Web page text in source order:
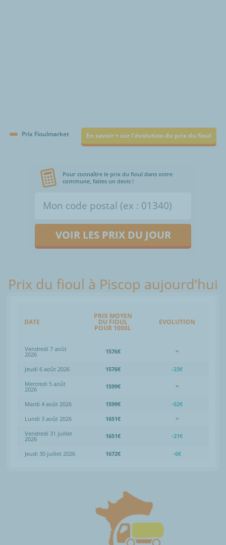
Prix Fioulmarket En savoir + sur l'évolution du prix du fioul
Pour connaître le prix du fioul dans votre
commune, faites un devis !
VOIR LES PRIX DU JOUR
Prix du fioul à Piscop aujourd’hui
DATE
PRIX MOYEN
DU FIOUL
POUR 1000L
EVOLUTION
Vendredi 7 août
2026 1576€ =
Jeudi 6 août 2026 1576€
-23€
Mercredi 5 août
2026 1599€ =
Mardi 4 août 2026 1599€
-52€
Lundi 3 août 2026
1651€
=
Vendredi 31 juillet
2026 1651€ -21€
Jeudi 30 juillet 2026 1672€ -6€